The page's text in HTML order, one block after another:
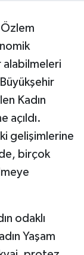
Özlem
alabilmeleri
Kadın
açıldı.
gelişimlerine
birçok
odaklı
Yaşam